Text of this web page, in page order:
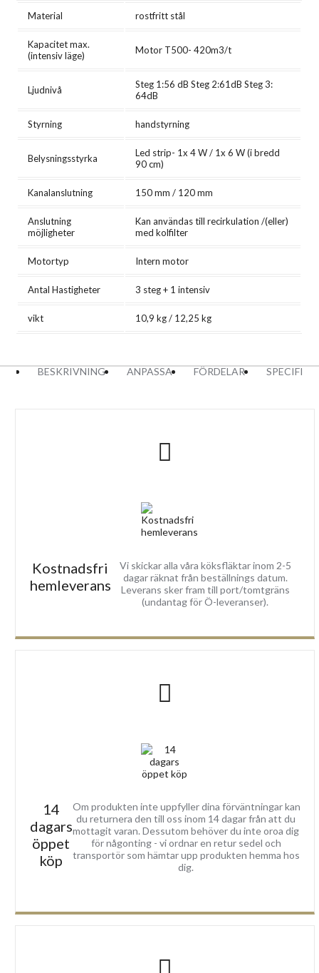
Material rostfritt stål
Kapacitet max.
(intensiv läge)
Motor T500- 420m3/t
Ljudnivå
Steg 1:56 dB Steg 2:61dB Steg 3:
64dB
Styrning handstyrning
Belysningsstyrka
Led strip- 1x 4 W / 1x 6 W (i bredd
90 cm)
Kanalanslutning 150 mm / 120 mm
Anslutning
möjligheter
Kan användas till recirkulation /(eller)
med kolfilter
Motortyp Intern motor
Antal Hastigheter 3 steg + 1 intensiv
vikt 10,9 kg / 12,25 kg
BESKRIVNING ANPASSA FÖRDELAR
Kostnadsfri
hemleverans
Vi skickar alla våra köksfläktar inom 2-5
dagar räknat från beställnings datum.
Leverans sker fram till port/tomtgräns
(undantag för Ö-leveranser).
14
dagars
öppet
köp
Om produkten inte uppfyller dina förväntningar kan
du returnera den till oss inom 14 dagar från att du
mottagit varan. Dessutom behöver du inte oroa dig
för någonting - vi ordnar en retur sedel och
transportör som hämtar upp produkten hemma hos
dig.